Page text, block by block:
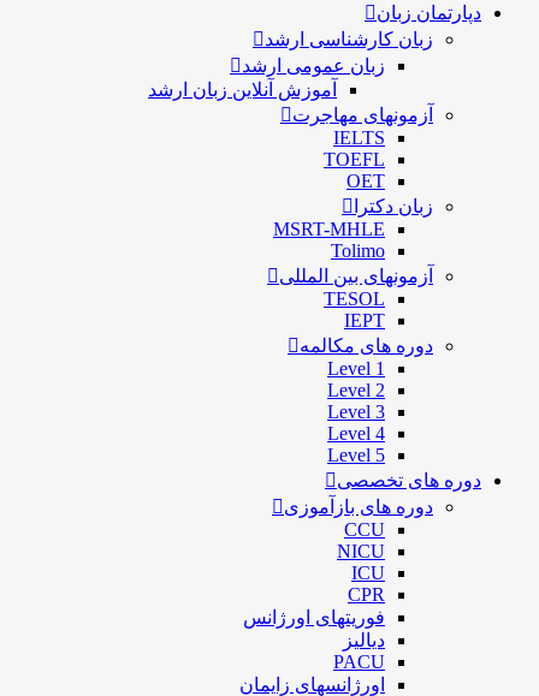
دپارتمان زبان
زبان کارشناسی ارشد
زبان عمومی ارشد
آموزش آنلاین زبان ارشد
آزمونهای مهاجرت
IELTS
TOEFL
OET
زبان دکترا
MSRT-MHLE
Tolimo
آزمونهای بین المللی
TESOL
IEPT
دوره های مکالمه
Level 1
Level 2
Level 3
Level 4
Level 5
دوره های تخصصی
دوره های بازآموزی
CCU
NICU
ICU
CPR
فوریتهای اورژانس
دیالیز
PACU
اورژانسهای زایمان